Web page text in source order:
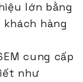
lớn bằng
hàng
cung cấp
như